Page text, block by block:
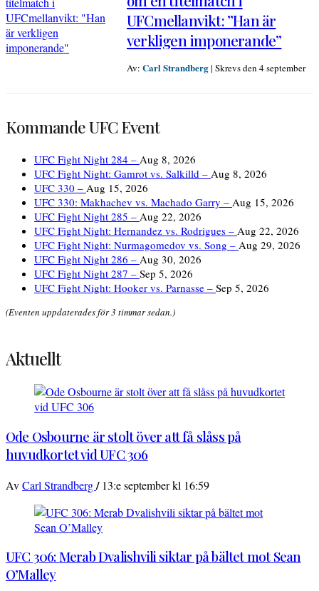
UFCmellanvikt: ”Han är
verkligen imponerande”
Av: Carl Strandberg| Skrevs den 4 september
Kommande UFC Event
UFC Fight Night 284 – Aug 8, 2026
UFC Fight Night: Gamrot vs. Salkilld – Aug 8, 2026
UFC 330 – Aug 15, 2026
UFC 330: Makhachev vs. Machado Garry – Aug 15, 2026
UFC Fight Night 285 – Aug 22, 2026
UFC Fight Night: Hernandez vs. Rodrigues – Aug 22, 2026
UFC Fight Night: Nurmagomedov vs. Song – Aug 29, 2026
UFC Fight Night 286 – Aug 30, 2026
UFC Fight Night 287 – Sep 5, 2026
UFC Fight Night: Hooker vs. Parnasse – Sep 5, 2026
(Eventen uppdaterades för 3 timmar sedan.)
Aktuellt
Ode Osbourne är stolt över att få slåss på
huvudkortet vid UFC 306
AvCarl Strandberg/ 13:e september kl 16:59
UFC 306: Merab Dvalishvili siktar på bältet mot Sean
O’Malley